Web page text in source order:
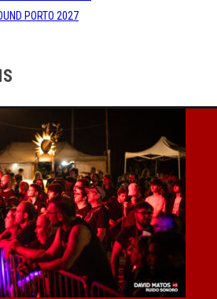
PORTO 2027